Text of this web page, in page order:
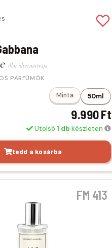
illat alternatívája
PARFÜMÖK
Minta 50ml
9.990 Ft
Utolsó1 db készleten
tedd a kosárba
FM 413